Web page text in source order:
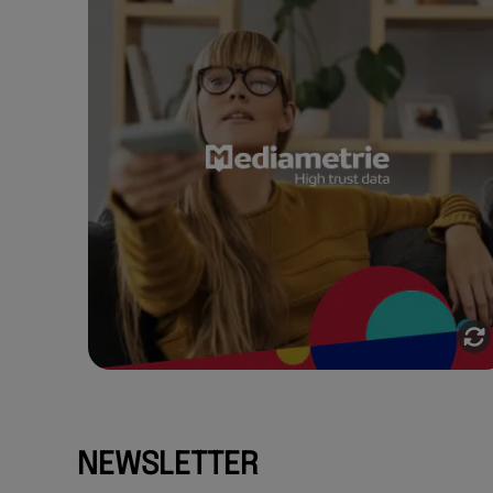
MÉDIAMÉTRIE
Accompagnement global de l’agence
RnD pour Médiamétrie dans la refonte
UX/UI complète de son site, de la
création d’un Design System
centralisé à une stratégie
d’optimisation SEO / GEO.
Voir l'étude de cas
NEWSLETTER